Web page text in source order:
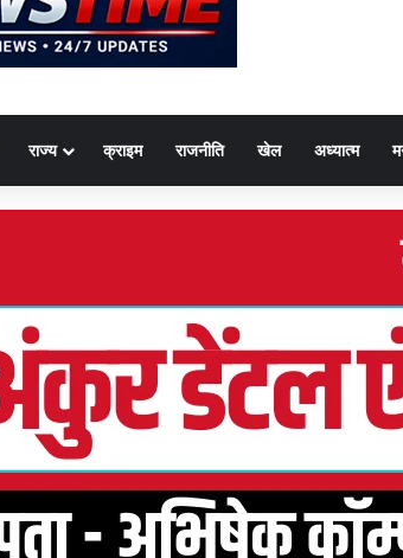
राज्य क्राइम राजनीति खेल अध्यात्म